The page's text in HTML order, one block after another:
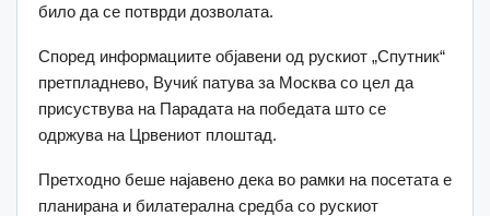
било да се потврди дозволата.
Според информациите објавени од рускиот „Спутник“
претпладнево, Вучиќ патува за Москва со цел да
присуствува на Парадата на победата што се
одржува на Црвениот плоштад.
Претходно беше најавено дека во рамки на посетата е
планирана и билатерална средба со рускиот